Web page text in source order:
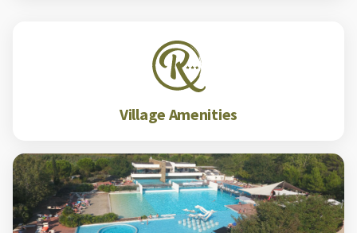
Village Amenities